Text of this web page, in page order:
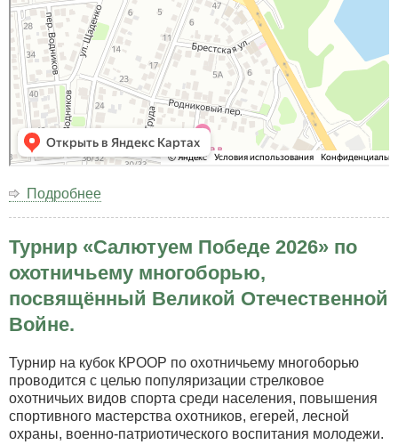
Подробнее
Республика
г.
Симферополь
Турнир «Салютуем Победе 2026» по
охотничьему многоборью,
посвящённый Великой Отечественной
Войне.
Турнир на кубок КРООР по охотничьему многоборью
проводится с целью популяризации стрелковое
охотничьих видов спорта среди населения, повышения
спортивного мастерства охотников, егерей, лесной
охраны, военно-патриотического воспитания молодежи.